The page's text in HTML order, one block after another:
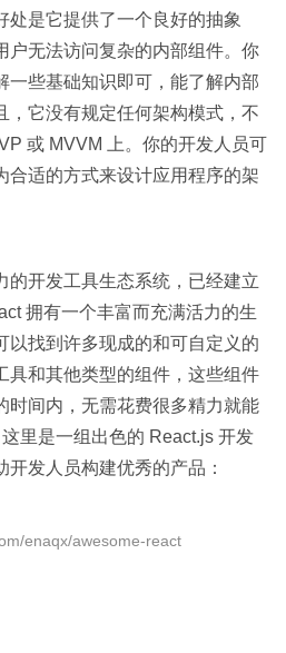
处是它提供了一个良好的抽象
户无法访问复杂的内部组件。你
一些基础知识即可，能了解内部
，它没有规定任何架构模式，不
或 MVVM 上。你的开发人员可
合适的方式来设计应用程序的架
的开发工具生态系统，已经建立
拥有一个丰富而充满活力的生
以找到许多现成的和可自定义的
具和其他类型的组件，这些组件
时间内，无需花费很多精力就能
里是一组出色的 React.js 开发
开发人员构建优秀的产品：
enaqx/awesome-react